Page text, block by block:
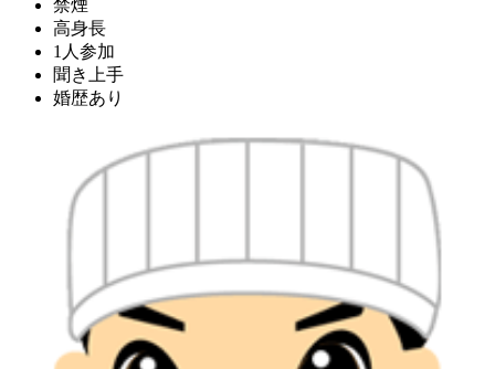
禁煙
高身長
1人参加
聞き上手
婚歴あり